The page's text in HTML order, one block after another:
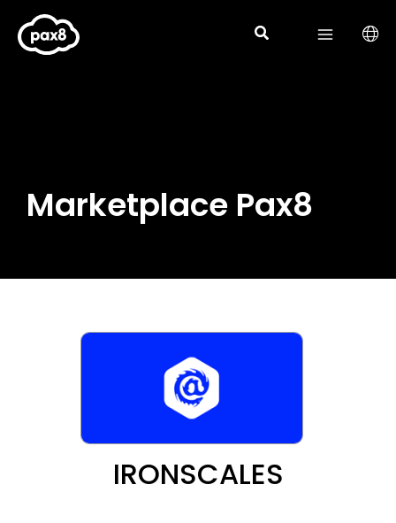
contenu
Marketplace Pax8
IRONSCALES